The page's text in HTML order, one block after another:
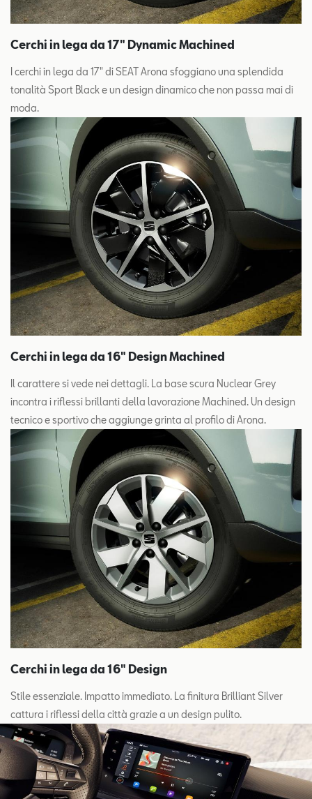
Cerchi in lega da 17" Dynamic Machined
I cerchi in lega da 17" di SEAT Arona sfoggiano una splendida
tonalità Sport Black e un design dinamico che non passa mai di
moda.
Cerchi in lega da 16" Design Machined
Il carattere si vede nei dettagli. La base scura Nuclear Grey
incontra i riflessi brillanti della lavorazione Machined. Un design
tecnico e sportivo che aggiunge grinta al profilo di Arona.
Cerchi in lega da 16" Design
Stile essenziale. Impatto immediato. La finitura Brilliant Silver
cattura i riflessi della città grazie a un design pulito.